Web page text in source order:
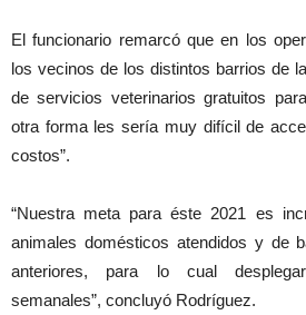
El funcionario remarcó que en los
los vecinos de los distintos barrios de
de servicios veterinarios gratuitos
otra forma les sería muy difícil de
costos”.
“Nuestra meta para éste 2021 es
animales domésticos atendidos y de
anteriores, para lo cual
semanales”, concluyó Rodríguez.